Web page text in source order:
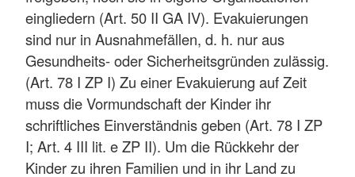
eingliedern (Art. 50 II GA IV). Evakuierungen
sind nur in Ausnahmefällen, d. h. nur aus
Gesundheits- oder Sicherheitsgründen zulässig.
(Art. 78 I ZP I) Zu einer Evakuierung auf Zeit
muss die Vormundschaft der Kinder ihr
schriftliches Einverständnis geben (Art. 78 I ZP
I; Art. 4 III lit. e ZP II). Um die Rückkehr der
Kinder zu ihren Familien und in ihr Land zu